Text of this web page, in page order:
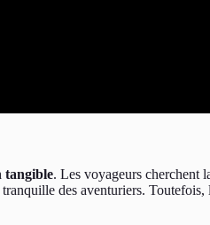
tangible. Les voyageurs cherchent
des aventuriers. Toutefois,